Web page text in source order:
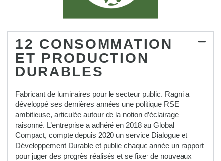
12 CONSOMMATION
ET PRODUCTION
DURABLES
Fabricant de luminaires pour le secteur public, Ragni a
développé ses dernières années une politique RSE
ambitieuse, articulée autour de la notion d’éclairage
raisonné. L’entreprise a adhéré en 2018 au Global
Compact, compte depuis 2020 un service Dialogue et
Développement Durable et publie chaque année un rapport
pour juger des progrès réalisés et se fixer de nouveaux